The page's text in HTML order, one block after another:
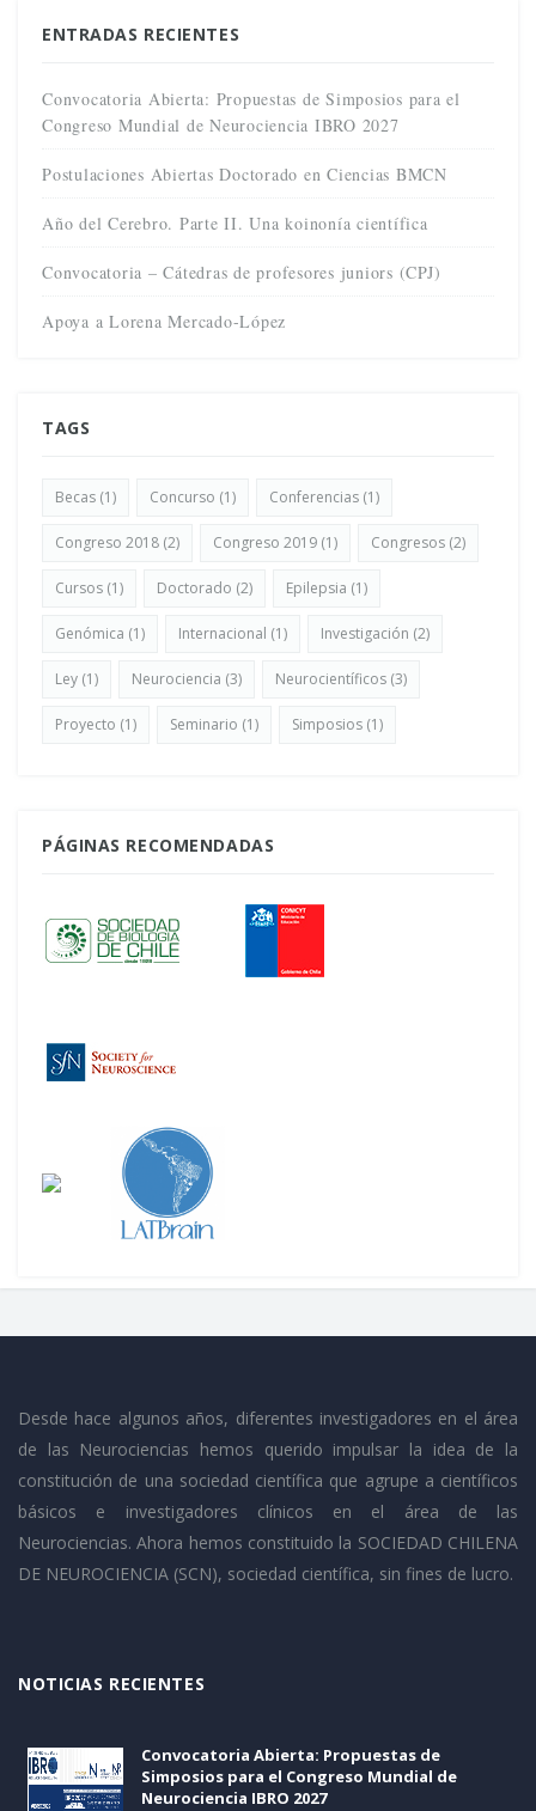
ENTRADAS RECIENTES
Convocatoria Abierta: Propuestas de Simposios para el
Congreso Mundial de Neurociencia IBRO 2027
Postulaciones Abiertas Doctorado en Ciencias BMCN
Año del Cerebro. Parte II. Una koinonía científica
Convocatoria – Cátedras de profesores juniors (CPJ)
Apoya a Lorena Mercado-López
TAGS
Becas (1) Concurso (1) Conferencias (1)
Congreso 2018 (2) Congreso 2019 (1) Congresos (2)
Cursos (1) Doctorado (2) Epilepsia (1)
Genómica (1) Internacional (1) Investigación (2)
Ley (1) Neurociencia (3) Neurocientíficos (3)
Proyecto (1) Seminario (1) Simposios (1)
PÁGINAS RECOMENDADAS
Desde hace algunos años, diferentes investigadores en el área
de las Neurociencias hemos querido impulsar la idea de la
constitución de una sociedad científica que agrupe a científicos
básicos e investigadores clínicos en el área de las
Neurociencias. Ahora hemos constituido la SOCIEDAD CHILENA
DE NEUROCIENCIA (SCN), sociedad científica, sin fines de lucro.
NOTICIAS RECIENTES
Convocatoria Abierta: Propuestas de
Simposios para el Congreso Mundial de
Neurociencia IBRO 2027